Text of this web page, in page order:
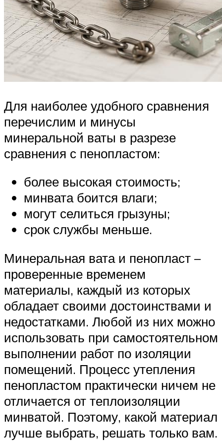
Для наиболее удобного сравнения
перечислим и минусы
минеральной ваты в разрезе
сравнения с пенопластом:
более высокая стоимость;
минвата боится влаги;
могут селиться грызуны;
срок службы меньше.
Минеральная вата и пенопласт –
проверенные временем
материалы, каждый из которых
обладает своими достоинствами и
недостатками. Любой из них можно
использовать при самостоятельном
выполнении работ по изоляции
помещений. Процесс утепления
пенопластом практически ничем не
отличается от теплоизоляции
минватой. Поэтому, какой материал
лучше выбрать, решать только вам.